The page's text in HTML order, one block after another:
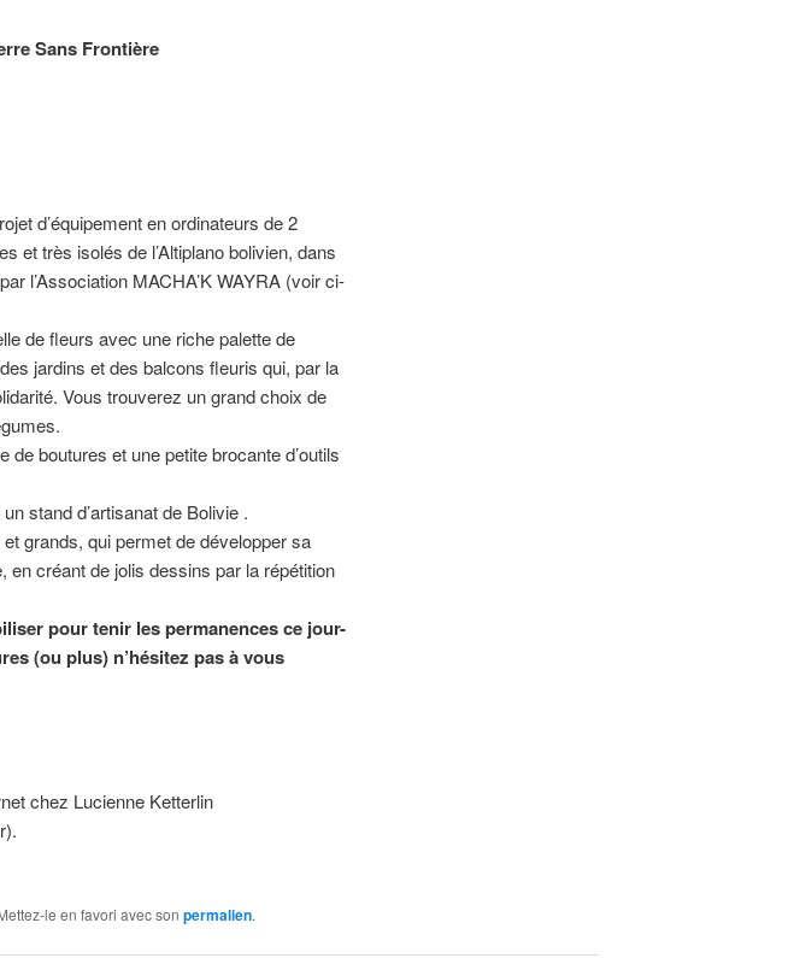
Sans Frontière
d’équipement en ordinateurs de 2
et très isolés de l’Altiplano bolivien, dans
l’Association MACHA’K WAYRA (voir ci-
de fleurs avec une riche palette de
jardins et des balcons fleuris qui, par la
Vous trouverez un grand choix de
boutures et une petite brocante d’outils
stand d’artisanat de Bolivie .
grands, qui permet de développer sa
créant de jolis dessins par la répétition
pour tenir les permanences ce jour-
(ou plus) n’hésitez pas à vous
chez Lucienne Ketterlin
le en favori avec son permalien.